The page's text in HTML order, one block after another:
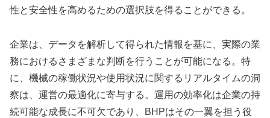
性と安全性を高めるための選択肢を得ることができる。
企業は、データを解析して得られた情報を基に、実際の業
務におけるさまざまな判断を行うことが可能になる。特
に、機械の稼働状況や使用状況に関するリアルタイムの洞
察は、運営の最適化に寄与する。運用の効率化は企業の持
続可能な成長に不可欠であり、BHPはその一翼を担う役